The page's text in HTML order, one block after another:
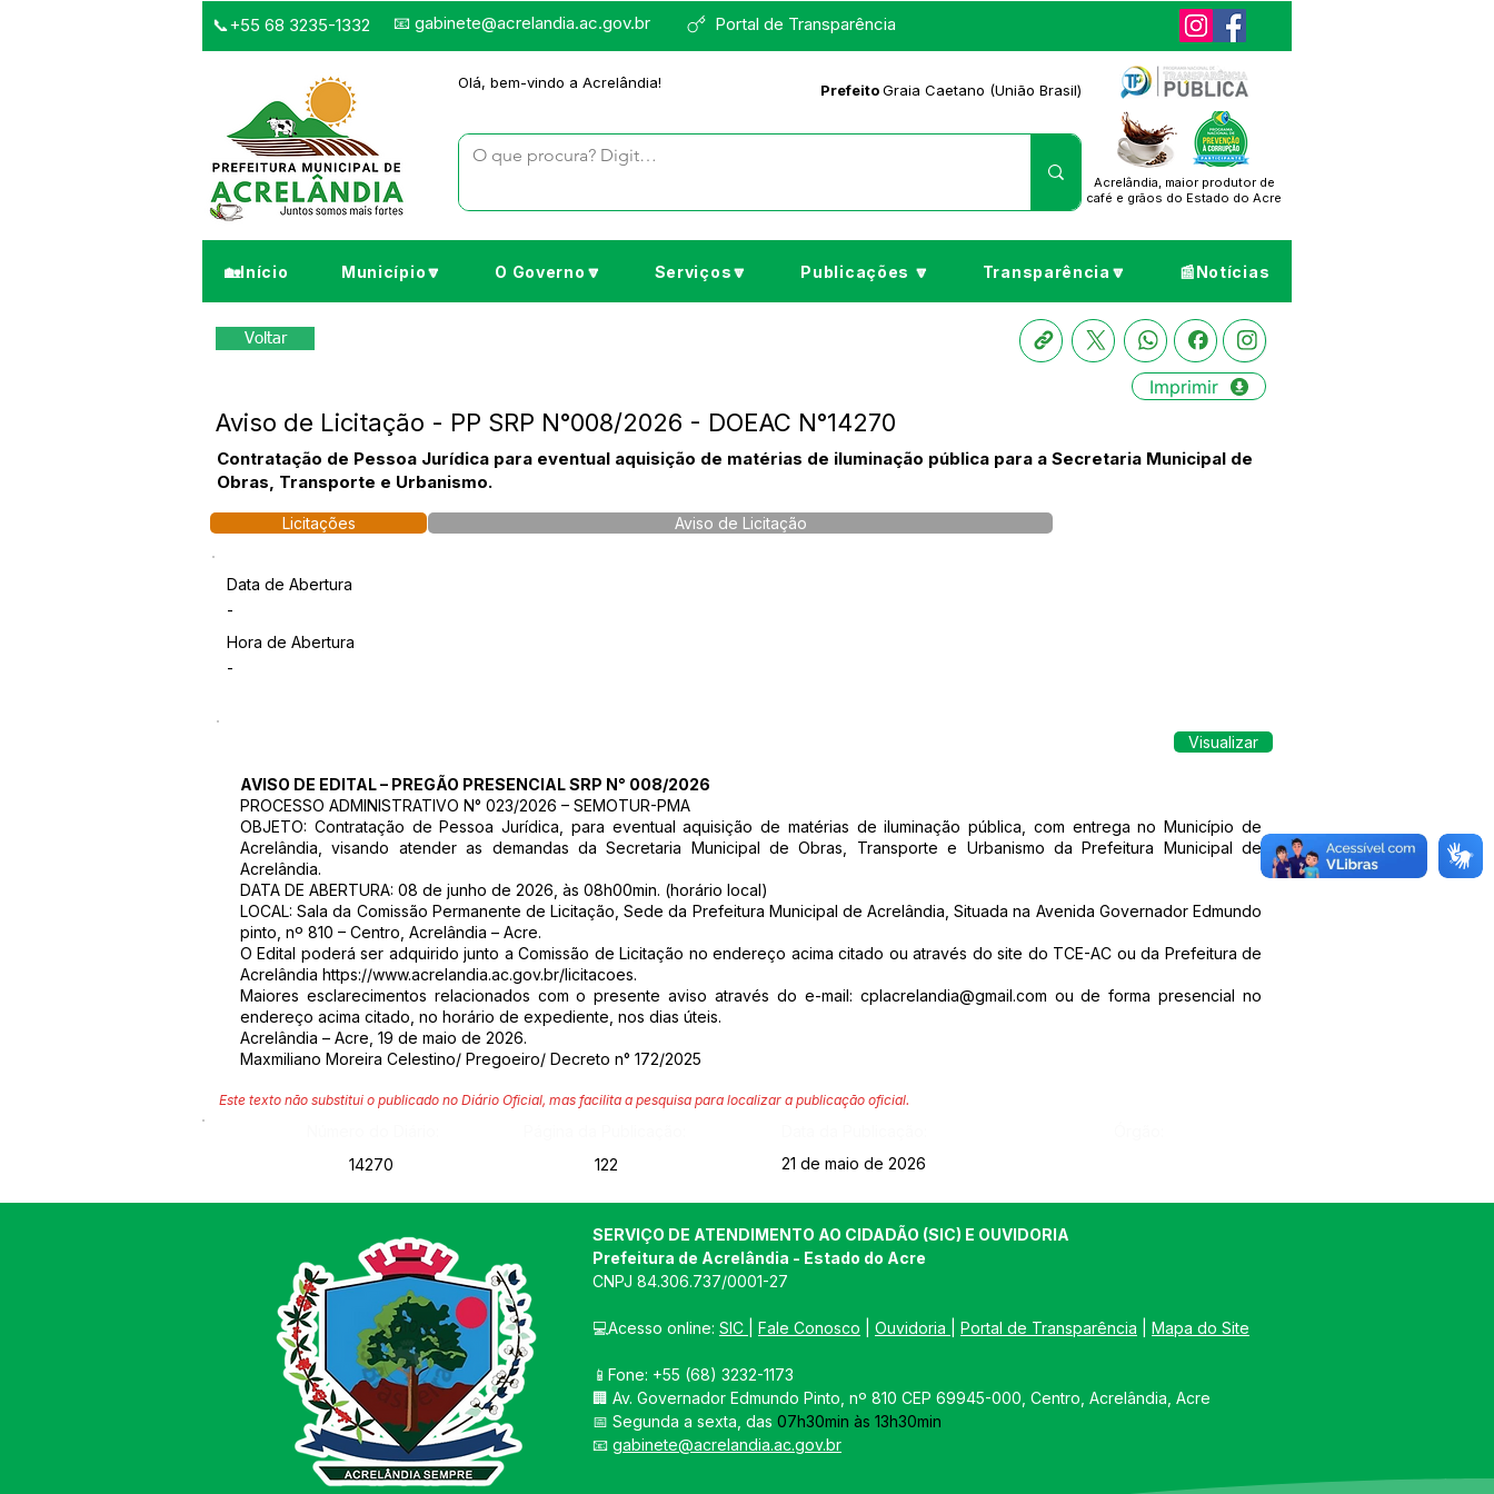
Portal de Transparência
📞+55 68 3235-1332 📧 gabinete@acrelandia.ac.gov.br
Olá, bem-vindo a Acrelândia! PrefeitoGraia Caetano (União Brasil)
Acrelândia, maior produtor de
café e grãos do Estado do Acre
🏡Início Município🔽 O Governo🔽 Serviços🔽 Publicações 🔽 Transparência🔽 📰Notícias
Voltar
Imprimir
Aviso de Licitação - PP SRP N°008/2026 - DOEAC N°14270
Contratação de Pessoa Jurídica para eventual aquisição de matérias de iluminação pública para a Secretaria Municipal de
Obras, Transporte e Urbanismo.
Licitações Aviso de Licitação
Data de Abertura
-
Hora de Abertura
-
Visualizar
AVISO DE EDITAL – PREGÃO PRESENCIAL SRP N° 008/2026
PROCESSO ADMINISTRATIVO N° 023/2026 – SEMOTUR-PMA
OBJETO: Contratação de Pessoa Jurídica, para eventual aquisição de matérias de iluminação pública, com entrega no Município de
Acrelândia, visando atender as demandas da Secretaria Municipal de Obras, Transporte e Urbanismo da Prefeitura Municipal de
Acrelândia.
DATA DE ABERTURA: 08 de junho de 2026, às 08h00min. (horário local)
LOCAL: Sala da Comissão Permanente de Licitação, Sede da Prefeitura Municipal de Acrelândia, Situada na Avenida Governador Edmundo
pinto, nº 810 – Centro, Acrelândia – Acre.
O Edital poderá ser adquirido junto a Comissão de Licitação no endereço acima citado ou através do site do TCE-AC ou da Prefeitura de
Acrelândia https://www.acrelandia.ac.gov.br/licitacoes.
Maiores esclarecimentos relacionados com o presente aviso através do e-mail: cplacrelandia@gmail.com ou de forma presencial no
endereço acima citado, no horário de expediente, nos dias úteis.
Acrelândia – Acre, 19 de maio de 2026.
Maxmiliano Moreira Celestino/ Pregoeiro/ Decreto n° 172/2025
Este texto não substitui o publicado no Diário Oficial, mas facilita a pesquisa para localizar a publicação oficial.
14270
122 21 de maio de 2026
SERVIÇO DE ATENDIMENTO AO CIDADÃO (SIC) E OUVIDORIA
Prefeitura de Acrelândia - Estado do Acre
CNPJ 84.306.737/0001-27
💻Acesso online: SIC Fale Conosco Ouvidoria Portal de Transparência Mapa do Site
📱Fone: +55 (68) 3232-1173
🏢 Av. Governador Edmundo Pinto, nº 810 CEP 69945-000, Centro, Acrelândia, Acre
📅 Segunda a sexta, das 07h30min às 13h30min
📧 gabinete@acrelandia.ac.gov.br